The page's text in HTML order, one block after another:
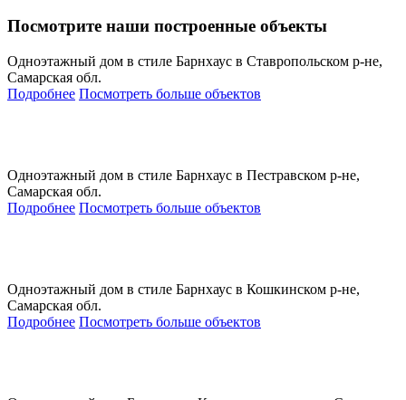
Посмотрите наши построенные объекты
Одноэтажный дом в стиле Барнхаус в Ставропольском р-не,
Самарская обл.
Подробнее Посмотреть больше объектов
Одноэтажный дом в стиле Барнхаус в Пестравском р-не,
Самарская обл.
Подробнее Посмотреть больше объектов
Одноэтажный дом в стиле Барнхаус в Кошкинском р-не,
Самарская обл.
Подробнее Посмотреть больше объектов